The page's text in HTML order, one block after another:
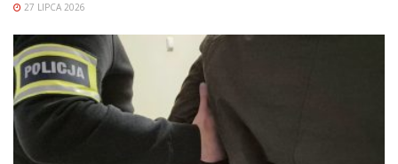
27 LIPCA 2026